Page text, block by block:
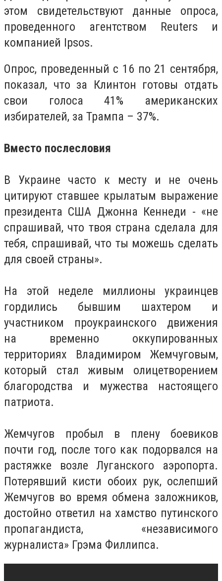
этом свидетельствуют данные опроса,
проведенного агентством Reuters и
компанией Ipsos.
Опрос, проведенный с 16 по 21 сентября,
показал, что за Клинтон готовы отдать
свои голоса 41% американских
избирателей, за Трампа – 37%.
Вместо послесловия
В Украине часто к месту и не очень
цитируют ставшее крылатым выражение
президента США Джонна Кеннеди - «не
спрашивай, что твоя страна сделала для
тебя, спрашивай, что ты можешь сделать
для своей страны».
На этой неделе миллионы украинцев
гордились бывшим шахтером и
участником проукраинского движения
на временно оккупированных
территориях Владимиром Жемчуговым,
который стал живым олицетворением
благородства и мужества настоящего
патриота.
Жемчугов пробыл в плену боевиков
почти год, после того как подорвался на
растяжке возле Луганского аэропорта.
Потерявший кисти обоих рук, ослепший
Жемчугов во время обмена заложников,
достойно ответил на хамство путинского
пропагандиста, «независимого
журналиста» Грэма Филлипса.